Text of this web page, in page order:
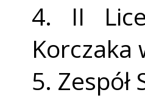
4. II
Korczaka
5. Zespół